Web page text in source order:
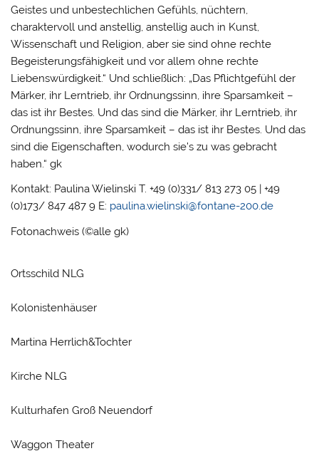
Geistes und unbestechlichen Gefühls, nüchtern,
charaktervoll und anstellig, anstellig auch in Kunst,
Wissenschaft und Religion, aber sie sind ohne rechte
Begeisterungsfähigkeit und vor allem ohne rechte
Liebenswürdigkeit.“ Und schließlich: „Das Pflichtgefühl der
Märker, ihr Lerntrieb, ihr Ordnungssinn, ihre Sparsamkeit –
das ist ihr Bestes. Und das sind die Märker, ihr Lerntrieb, ihr
Ordnungssinn, ihre Sparsamkeit – das ist ihr Bestes. Und das
sind die Eigenschaften, wodurch sie’s zu was gebracht
haben.“ gk
Kontakt: Paulina Wielinski T. +49 (0)331/ 813 273 05 | +49
(0)173/ 847 487 9 E: paulina.wielinski@fontane-200.de
Fotonachweis (©alle gk)
Ortsschild NLG
Kolonistenhäuser
Martina Herrlich&Tochter
Kirche NLG
Kulturhafen Groß Neuendorf
Waggon Theater